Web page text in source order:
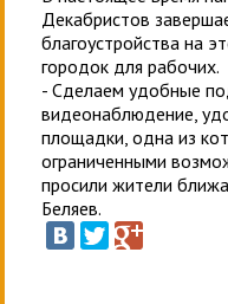
Декабристов
благоустройства на
городок для рабочих.
- Сделаем удобные
видеонаблюдение,
площадки, одна из
ограниченными
просили жители
Беляев.